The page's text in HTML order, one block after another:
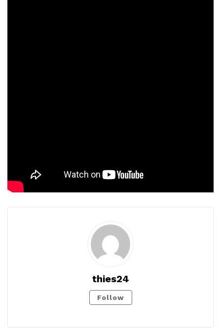
thies24
Follow